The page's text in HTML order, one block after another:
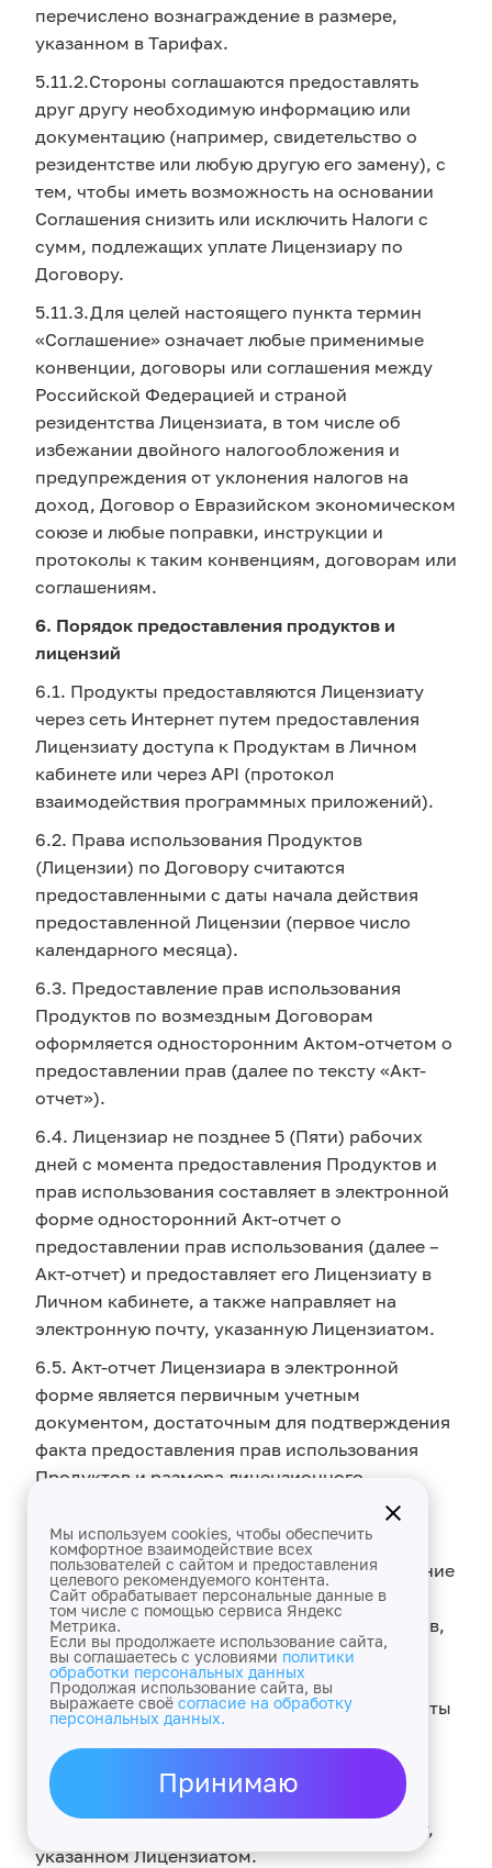
перечислено вознаграждение в размере,
указанном в Тарифах.
5.11.2.Стороны соглашаются предоставлять
друг другу необходимую информацию или
документацию (например, свидетельство о
резидентстве или любую другую его замену), с
тем, чтобы иметь возможность на основании
Соглашения снизить или исключить Налоги с
сумм, подлежащих уплате Лицензиару по
Договору.
5.11.3.Для целей настоящего пункта термин
«Соглашение» означает любые применимые
конвенции, договоры или соглашения между
Российской Федерацией и страной
резидентства Лицензиата, в том числе об
избежании двойного налогообложения и
предупреждения от уклонения налогов на
доход, Договор о Евразийском экономическом
союзе и любые поправки, инструкции и
протоколы к таким конвенциям, договорам или
соглашениям.
6. Порядок предоставления продуктов и
лицензий
6.1. Продукты предоставляются Лицензиату
через сеть Интернет путем предоставления
Лицензиату доступа к Продуктам в Личном
кабинете или через API (протокол
взаимодействия программных приложений).
6.2. Права использования Продуктов
(Лицензии) по Договору считаются
предоставленными с даты начала действия
предоставленной Лицензии (первое число
календарного месяца).
6.3. Предоставление прав использования
Продуктов по возмездным Договорам
оформляется односторонним Актом-отчетом о
предоставлении прав (далее по тексту «Акт-
отчет»).
6.4. Лицензиар не позднее 5 (Пяти) рабочих
дней с момента предоставления Продуктов и
прав использования составляет в электронной
форме односторонний Акт-отчет о
предоставлении прав использования (далее –
Акт-отчет) и предоставляет его Лицензиату в
Личном кабинете, а также направляет на
электронную почту, указанную Лицензиатом.
6.5. Акт-отчет Лицензиара в электронной
форме является первичным учетным
документом, достаточным для подтверждения
факта предоставления прав использования
Продуктов и размера лицензионного
6.6. В случае непредставления Лицензиатом
Лицензиару письменных возражений в течение
5 (Пяти) рабочих дней с момента получения
Акта-отчета, права использования Продуктов,
указанные в таком Акте-отчете, считаются
предоставленными надлежащим образом и
принятыми Лицензиатом без замечаний с даты
6.7. По запросу и за счет Лицензиата копия
Акта-отчета может быть изготовлена на
бумажном носителе и направлена по адресу,
указанном Лицензиатом.
Мы используем cookies, чтобы обеспечить
комфортное взаимодействие всех
пользователей с сайтом и предоставления
целевого рекомендуемого контента.
Сайт обрабатывает персональные данные в
том числе с помощью сервиса Яндекс
Метрика.
Если вы продолжаете использование сайта,
вы соглашаетесь с условиями политики
обработки персональных данных
Продолжая использование сайта, вы
выражаете своё согласие на обработку
персональных данных.
Принимаю